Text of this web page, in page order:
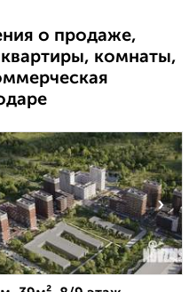
о продаже,
комнаты,
›